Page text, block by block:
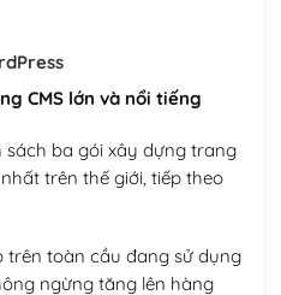
(+950,000₫)
CMS lớn và nổi tiếng
sách ba gói xây dựng trang
trên thế giới, tiếp theo
toàn cầu đang sử dụng
ngừng tăng lên hàng